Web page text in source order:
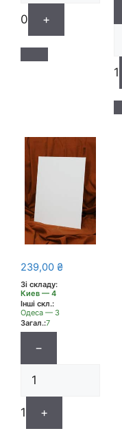
0 +
1
239,00 ₴
Зі складу:
Киев — 4
Інші скл.:
Одеса — 3
Загал.:7
−
1 +